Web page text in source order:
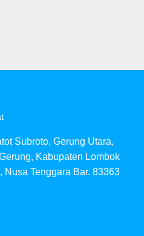
Subroto, Gerung Utara,
Kabupaten Lombok
Nusa Tenggara Bar. 83363